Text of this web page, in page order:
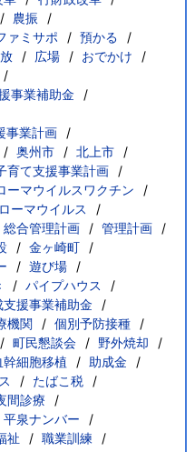
農振
ァミサポ
預かる
広場
おでかけ
事業補助金
事業計画
奥州市
北上市
育て支援事業計画
ーマウイルスワクチン
ーマウイルス
総合管理計画
管理計画
金ヶ崎町
遊び場
パイプハウス
援事業補助金
機関
個別予防接種
町民懇談会
野外焼却
幹細胞移植
助成金
たばこ税
間診療
平泉ナンバー
祉
職業訓練